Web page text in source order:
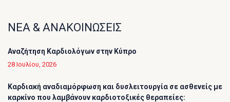
ΝΕΑ & ΑΝΑΚΟΙΝΩΣΕΙΣ
Αναζήτηση Καρδιολόγων στην Κύπρο
28 Ιουλίου, 2026
Καρδιακή αναδιαμόρφωση και δυσλειτουργία σε ασθενείς με
καρκίνο που λαμβάνουν καρδιοτοξικές θεραπείες: